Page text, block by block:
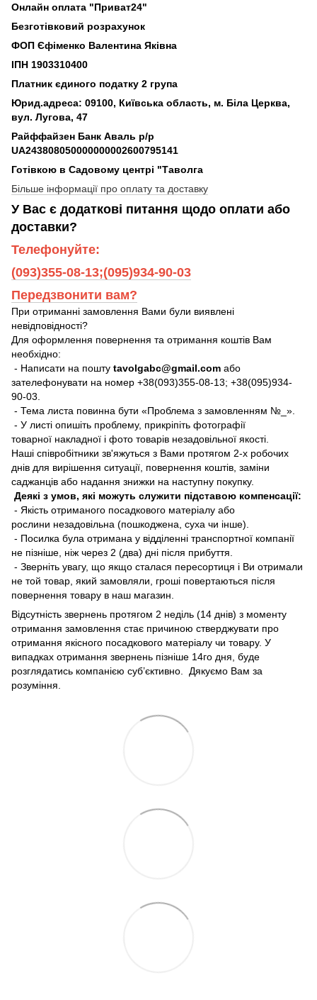
Онлайн оплата "Приват24"
Безготівковий розрахунок
ФОП Єфіменко Валентина Яківна
ІПН 1903310400
Платник єдиного податку 2 група
Юрид.адреса: 09100, Київська область, м. Біла Церква,
вул. Лугова, 47
Райффайзен Банк Аваль р/р
UA243808050000000002600795141
Готівкою в Садовому центрі "Таволга
Більше інформації про оплату та доставку
У Вас є додаткові питання щодо оплати або
доставки?
Телефонуйте:
(093)355-08-13;(095)934-90-03
Передзвонити вам?
При отриманні замовлення Вами були виявлені
невідповідності?
Для оформлення повернення та отримання коштів Вам
необхідно:
- Написати на пошту tavolgabc@gmail.com або
зателефонувати на номер +38(093)355-08-13; +38(095)934-
90-03.
- Тема листа повинна бути «Проблема з замовленням №_».
- У листі опишіть проблему, прикріпіть фотографії
товарної накладної і фото товарів незадовільної якості.
Наші співробітники зв'яжуться з Вами протягом 2-х робочих
днів для вирішення ситуації, повернення коштів, заміни
саджанців або надання знижки на наступну покупку.
Деякі з умов, які можуть служити підставою компенсації:
- Якість отриманого посадкового матеріалу або
рослини незадовільна (пошкоджена, суха чи інше).
- Посилка була отримана у відділенні транспортної компанії
не пізніше, ніж через 2 (два) дні після прибуття.
- Зверніть увагу, що якщо сталася пересортиця і Ви отримали
не той товар, який замовляли, гроші повертаються після
повернення товару в наш магазин.
Відсутність звернень протягом 2 неділь (14 днів) з моменту
отримання замовлення стає причиною стверджувати про
отримання якісного посадкового матеріалу чи товару. У
випадках отримання звернень пізніше 14го дня, буде
розглядатись компанією суб’єктивно. Дякуємо Вам за
розуміння.